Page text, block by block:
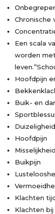
Chronische
Een scala
worden
Hoofdpijn
Buik- en
Duizeligheid
Hoofdpijn
Misselijkheid
Buikpijn
Klachten
Klachten